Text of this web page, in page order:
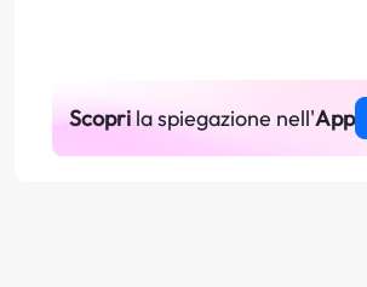
Scoprila spiegazione nell'App